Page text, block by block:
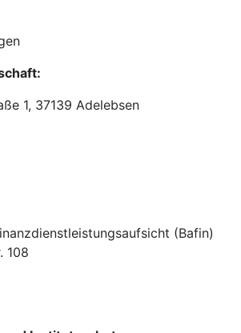
1, 37139 Adelebsen
(Bafin)
108